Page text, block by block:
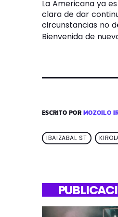
La Americana ya
clara de dar
circunstancias no
Bienvenida de
ESCRITO PORMOZOILO
IBAIZABAL ST